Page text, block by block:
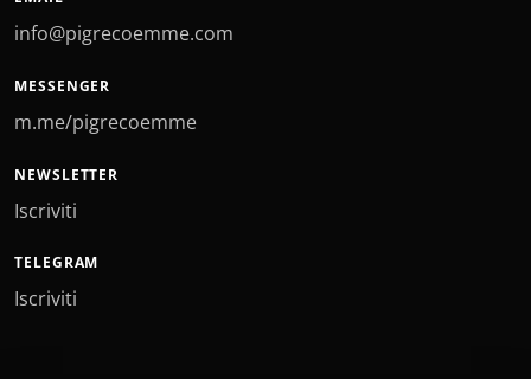
info@pigrecoemme.com
MESSENGER
m.me/pigrecoemme
NEWSLETTER
Iscriviti
TELEGRAM
Iscriviti